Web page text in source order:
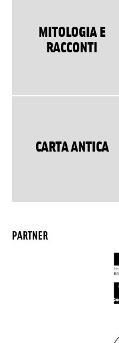
MITOLOGIA E
RACCONTI
CARTA ANTICA
PARTNER